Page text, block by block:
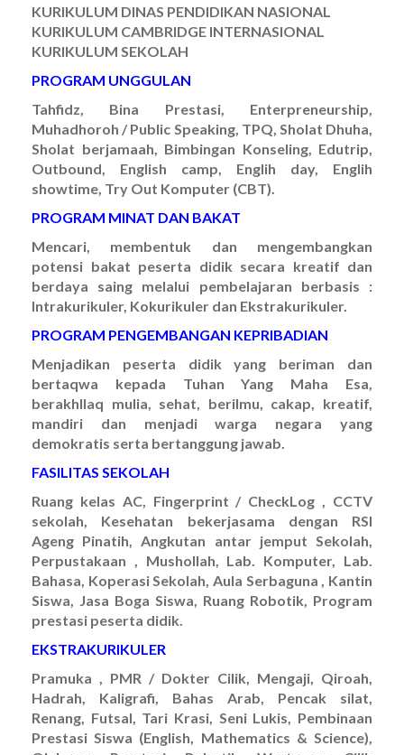
KURIKULUM DINAS PENDIDIKAN NASIONAL
KURIKULUM CAMBRIDGE INTERNASIONAL
KURIKULUM SEKOLAH
PROGRAM UNGGULAN
Tahfidz, Bina Prestasi, Enterpreneurship,
Muhadhoroh / Public Speaking, TPQ, Sholat Dhuha,
Sholat berjamaah, Bimbingan Konseling, Edutrip,
Outbound, English camp, Englih day, Englih
showtime, Try Out Komputer (CBT).
PROGRAM MINAT DAN BAKAT
Mencari, membentuk dan mengembangkan
potensi bakat peserta didik secara kreatif dan
berdaya saing melalui pembelajaran berbasis :
Intrakurikuler, Kokurikuler dan Ekstrakurikuler.
PROGRAM PENGEMBANGAN KEPRIBADIAN
Menjadikan peserta didik yang beriman dan
bertaqwa kepada Tuhan Yang Maha Esa,
berakhllaq mulia, sehat, berilmu, cakap, kreatif,
mandiri dan menjadi warga negara yang
demokratis serta bertanggung jawab.
FASILITAS SEKOLAH
Ruang kelas AC, Fingerprint / CheckLog , CCTV
sekolah, Kesehatan bekerjasama dengan RSI
Ageng Pinatih, Angkutan antar jemput Sekolah,
Perpustakaan , Mushollah, Lab. Komputer, Lab.
Bahasa, Koperasi Sekolah, Aula Serbaguna , Kantin
Siswa, Jasa Boga Siswa, Ruang Robotik, Program
prestasi peserta didik.
EKSTRAKURIKULER
Pramuka , PMR / Dokter Cilik, Mengaji, Qiroah,
Hadrah, Kaligrafi, Bahas Arab, Pencak silat,
Renang, Futsal, Tari Krasi, Seni Lukis, Pembinaan
Prestasi Siswa (English, Mathematics & Science),